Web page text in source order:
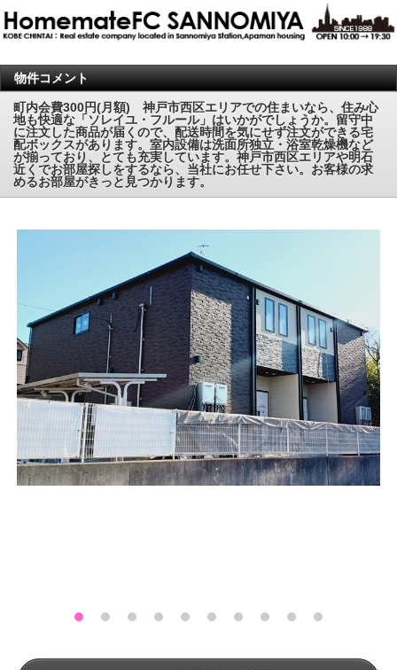
物件コメント
町内会費300円(月額) 神戸市西区エリアでの住まいなら、住み心
地も快適な「ソレイユ・フルール」はいかがでしょうか。留守中
に注文した商品が届くので、配送時間を気にせず注文ができる宅
配ボックスがあります。室内設備は洗面所独立・浴室乾燥機など
が揃っており、とても充実しています。神戸市西区エリアや明石
近くでお部屋探しをするなら、当社にお任せ下さい。お客様の求
めるお部屋がきっと見つかります。